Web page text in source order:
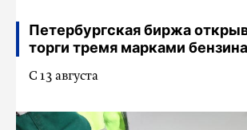
Петербургская биржа
торги тремя марками бензина
С 13 августа